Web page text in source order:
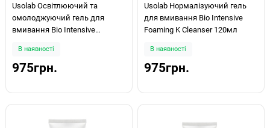
Usolab Освітлюючий та
омолоджуючий гель для
вмивання Bio Intensive
В наявності
975грн.
Usolab Нормалізуючий гель
для вмивання Bio Intensive
Foaming K Cleanser 120мл
В наявності
975грн.